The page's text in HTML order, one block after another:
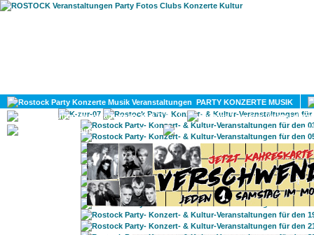
PARTY KONZERTE MUSIK
KULTUR
GAY